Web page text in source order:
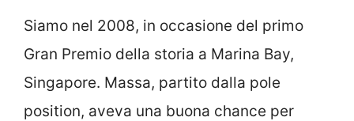
Siamo nel 2008, in occasione del primo
Gran Premio della storia a Marina Bay,
Singapore. Massa, partito dalla pole
position, aveva una buona chance per